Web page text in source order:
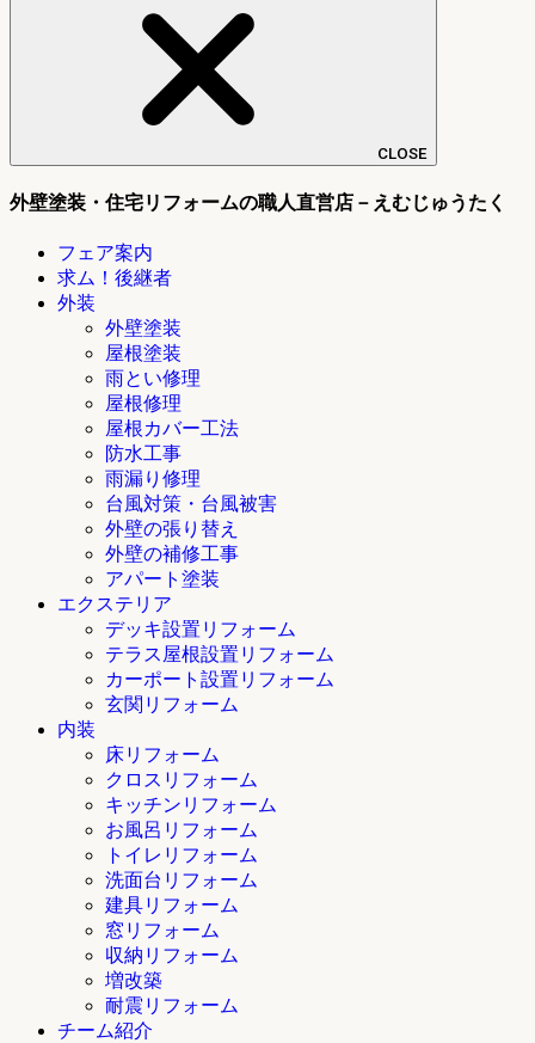
CLOSE
外壁塗装・住宅リフォームの職人直営店－えむじゅうたく
フェア案内
求ム！後継者
外装
外壁塗装
屋根塗装
雨とい修理
屋根修理
屋根カバー工法
防水工事
雨漏り修理
台風対策・台風被害
外壁の張り替え
外壁の補修工事
アパート塗装
エクステリア
デッキ設置リフォーム
テラス屋根設置リフォーム
カーポート設置リフォーム
玄関リフォーム
内装
床リフォーム
クロスリフォーム
キッチンリフォーム
お風呂リフォーム
トイレリフォーム
洗面台リフォーム
建具リフォーム
窓リフォーム
収納リフォーム
増改築
耐震リフォーム
チーム紹介